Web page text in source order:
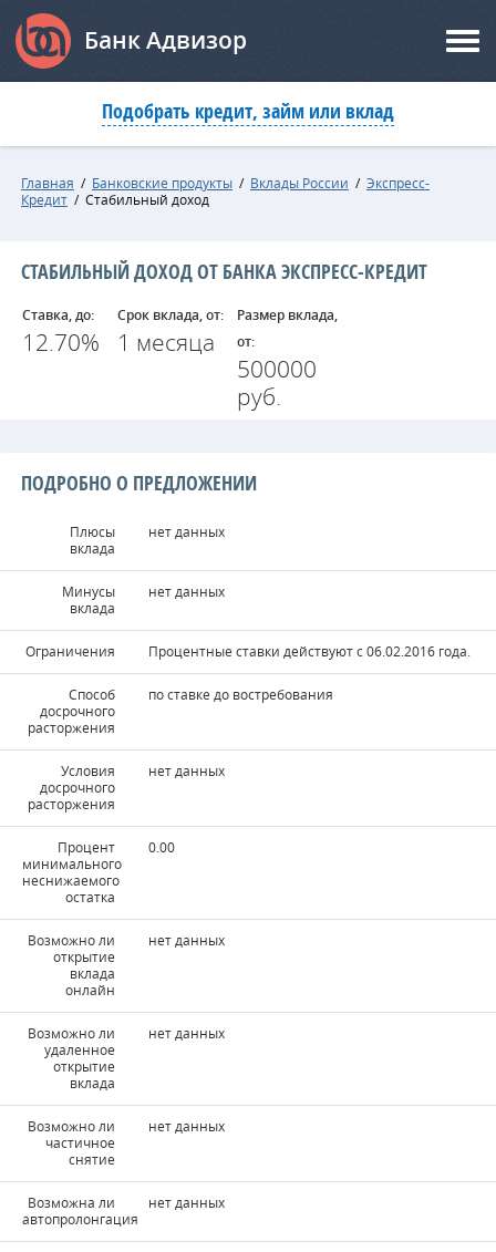
Банк Адвизор
Подобрать кредит, займ или вклад
Главная / Банковские продукты / Вклады России / Экспресс-
Кредит / Стабильный доход
СТАБИЛЬНЫЙ ДОХОД ОТ БАНКА ЭКСПРЕСС-КРЕДИТ
Ставка, до:
12.70%
Срок вклада, от:
1 месяца
Размер вклада,
от:
500000
руб.
ПОДРОБНО О ПРЕДЛОЖЕНИИ
Плюсы
вклада
нет данных
Минусы
вклада
нет данных
Ограничения Процентные ставки действуют с 06.02.2016 года.
Способ
досрочного
расторжения
по ставке до востребования
Условия
досрочного
расторжения
нет данных
Процент
минимального
неснижаемого
остатка
0.00
Возможно ли
открытие
вклада
онлайн
нет данных
Возможно ли
удаленное
открытие
вклада
нет данных
Возможно ли
частичное
снятие
нет данных
Возможна ли
автопролонгация
нет данных